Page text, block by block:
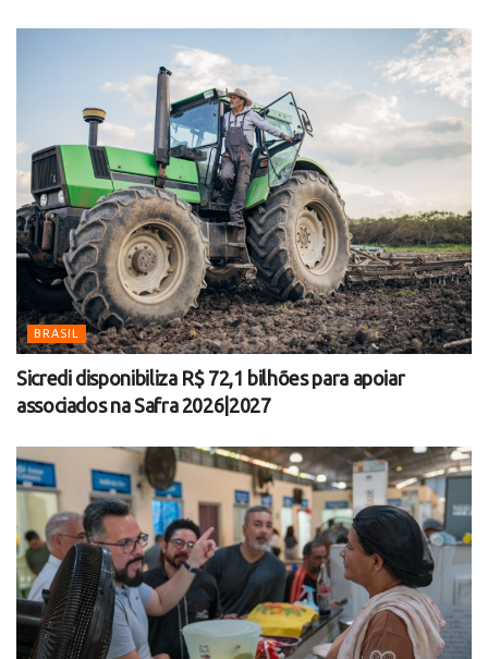
BRASIL
Sicredi disponibiliza R$ 72,1 bilhões para apoiar
associados na Safra 2026|2027